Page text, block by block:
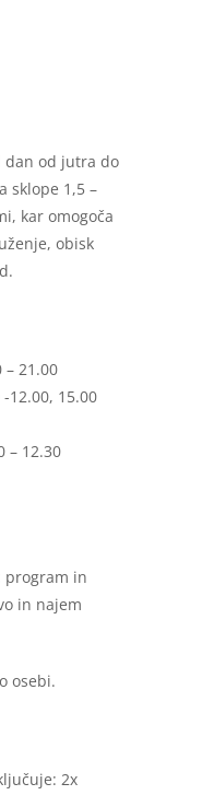
dan od jutra do
sklope 1,5 –
kar omogoča
obisk
– 21.00
12.00, 15.00
– 12.30
program in
in najem
osebi.
2x